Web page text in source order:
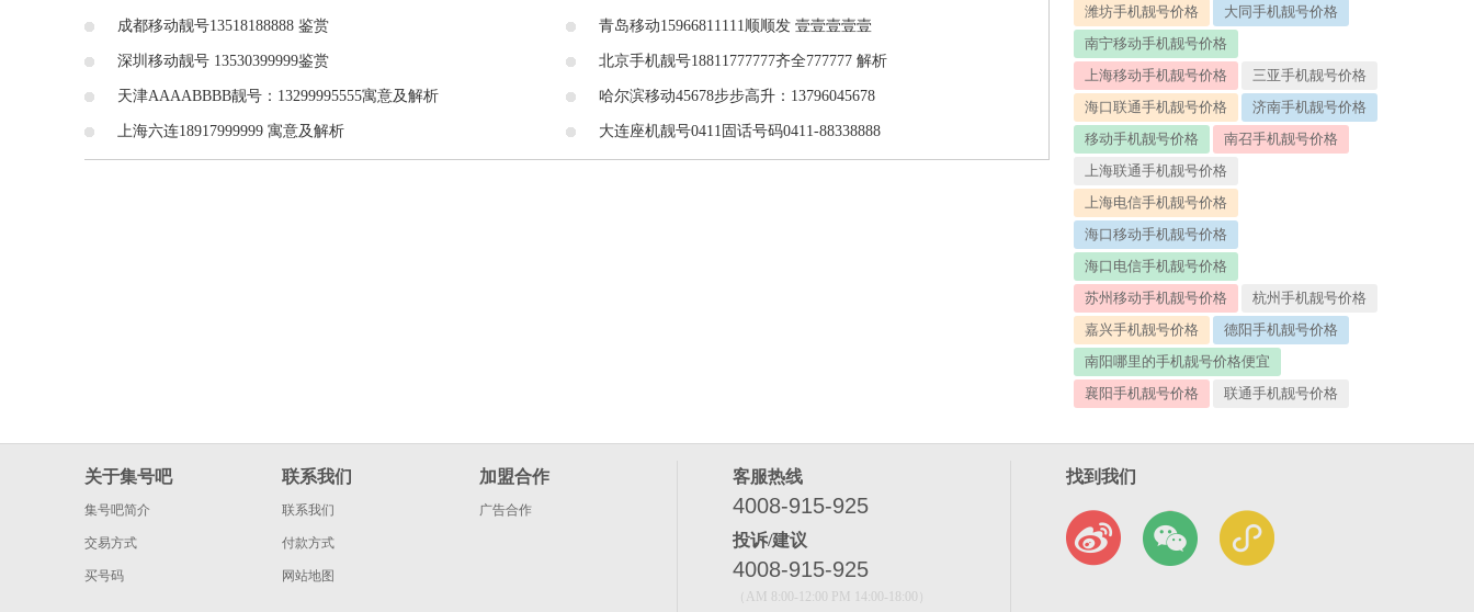
成都移动靓号13518188888 鉴赏
深圳移动靓号 13530399999鉴赏
天津AAAABBBB靓号：13299995555寓意及解析
上海六连18917999999 寓意及解析
​青岛移动15966811111顺顺发 壹壹壹壹壹
北京手机靓号18811777777齐全777777 解析
哈尔滨移动45678步步高升：13796045678
大连座机靓号0411固话号码0411-88338888
潍坊手机靓号价格
大同手机靓号价格
南宁移动手机靓号价格
上海移动手机靓号价格
三亚手机靓号价格
海口联通手机靓号价格
济南手机靓号价格
移动手机靓号价格
南召手机靓号价格
上海联通手机靓号价格
上海电信手机靓号价格
海口移动手机靓号价格
海口电信手机靓号价格
苏州移动手机靓号价格
杭州手机靓号价格
嘉兴手机靓号价格
德阳手机靓号价格
南阳哪里的手机靓号价格便宜
襄阳手机靓号价格
联通手机靓号价格
关于集号吧
集号吧简介
交易方式
买号码
联系我们
联系我们
付款方式
网站地图
加盟合作
广告合作
客服热线
4008-915-925
投诉/建议
4008-915-925
（AM 8:00-12:00 PM 14:00-18:00）
找到我们